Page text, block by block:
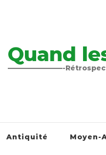
Quand
————————-
Antiquité Moyen-